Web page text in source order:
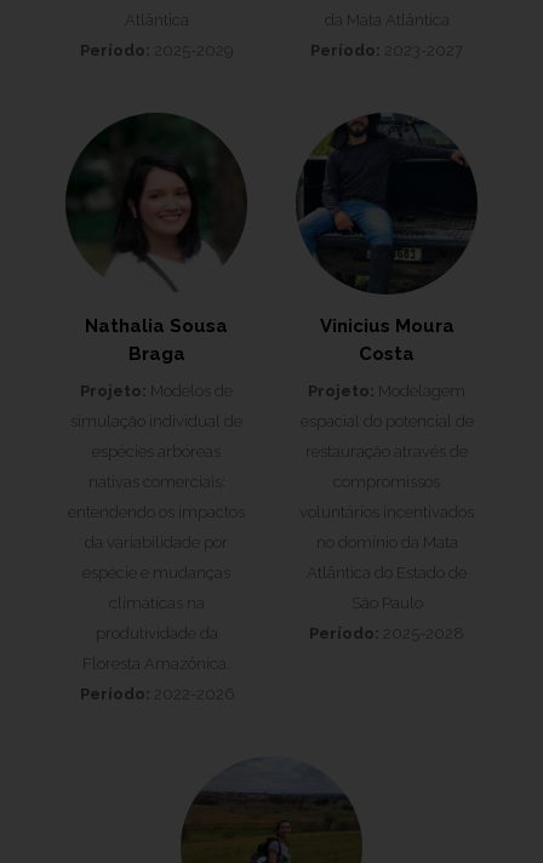
Atlântica
Período: 2025-2029
da Mata Atlântica
Período: 2023-2027
Nathalia Sousa
Braga
Projeto: Modelos de
simulação individual de
espécies arbóreas
nativas comerciais:
entendendo os impactos
da variabilidade por
espécie e mudanças
climáticas na
produtividade da
Floresta Amazônica.
Período: 2022-2026
Vinicius Moura
Costa
Projeto: Modelagem
espacial do potencial de
restauração através de
compromissos
voluntários incentivados
no domínio da Mata
Atlântica do Estado de
São Paulo
Período: 2025-2028